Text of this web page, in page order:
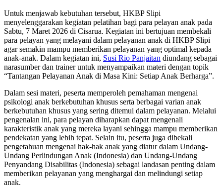
Untuk menjawab kebutuhan tersebut, HKBP Slipi
menyelenggarakan kegiatan pelatihan bagi para pelayan anak pada
Sabtu, 7 Maret 2026 di Cisarua. Kegiatan ini bertujuan membekali
para pelayan yang melayani dalam pelayanan anak di HKBP Slipi
agar semakin mampu memberikan pelayanan yang optimal kepada
anak-anak. Dalam kegiatan ini, Susi Rio Panjaitan diundang sebagai
narasumber dan trainer untuk menyampaikan materi dengan topik
“Tantangan Pelayanan Anak di Masa Kini: Setiap Anak Berharga”.
Dalam sesi materi, peserta memperoleh pemahaman mengenai
psikologi anak berkebutuhan khusus serta berbagai varian anak
berkebutuhan khusus yang sering ditemui dalam pelayanan. Melalui
pengenalan ini, para pelayan diharapkan dapat mengenali
karakteristik anak yang mereka layani sehingga mampu memberikan
pendekatan yang lebih tepat. Selain itu, peserta juga dibekali
pengetahuan mengenai hak-hak anak yang diatur dalam Undang-
Undang Perlindungan Anak (Indonesia) dan Undang-Undang
Penyandang Disabilitas (Indonesia) sebagai landasan penting dalam
memberikan pelayanan yang menghargai dan melindungi setiap
anak.